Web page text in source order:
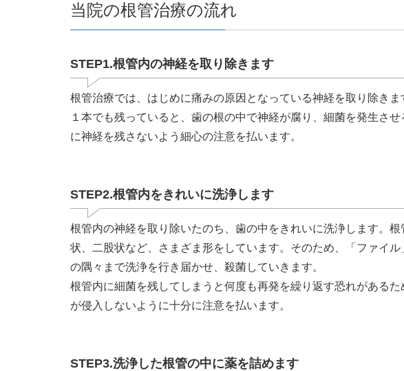
当院の根管治療の流れ
STEP1.根管内の神経を取り除きます
根管治療では、はじめに痛みの原因となっている神経を取り除き
１本でも残っていると、歯の根の中で神経が腐り、細菌を発生さ
に神経を残さないよう細心の注意を払います。
STEP2.根管内をきれいに洗浄します
根管内の神経を取り除いたのち、歯の中をきれいに洗浄します。
状、二股状など、さまざま形をしています。そのため、「ファイ
の隅々まで洗浄を行き届かせ、殺菌していきます。
根管内に細菌を残してしまうと何度も再発を繰り返す恐れがある
が侵入しないように十分に注意を払います。
STEP3.洗浄した根管の中に薬を詰めます